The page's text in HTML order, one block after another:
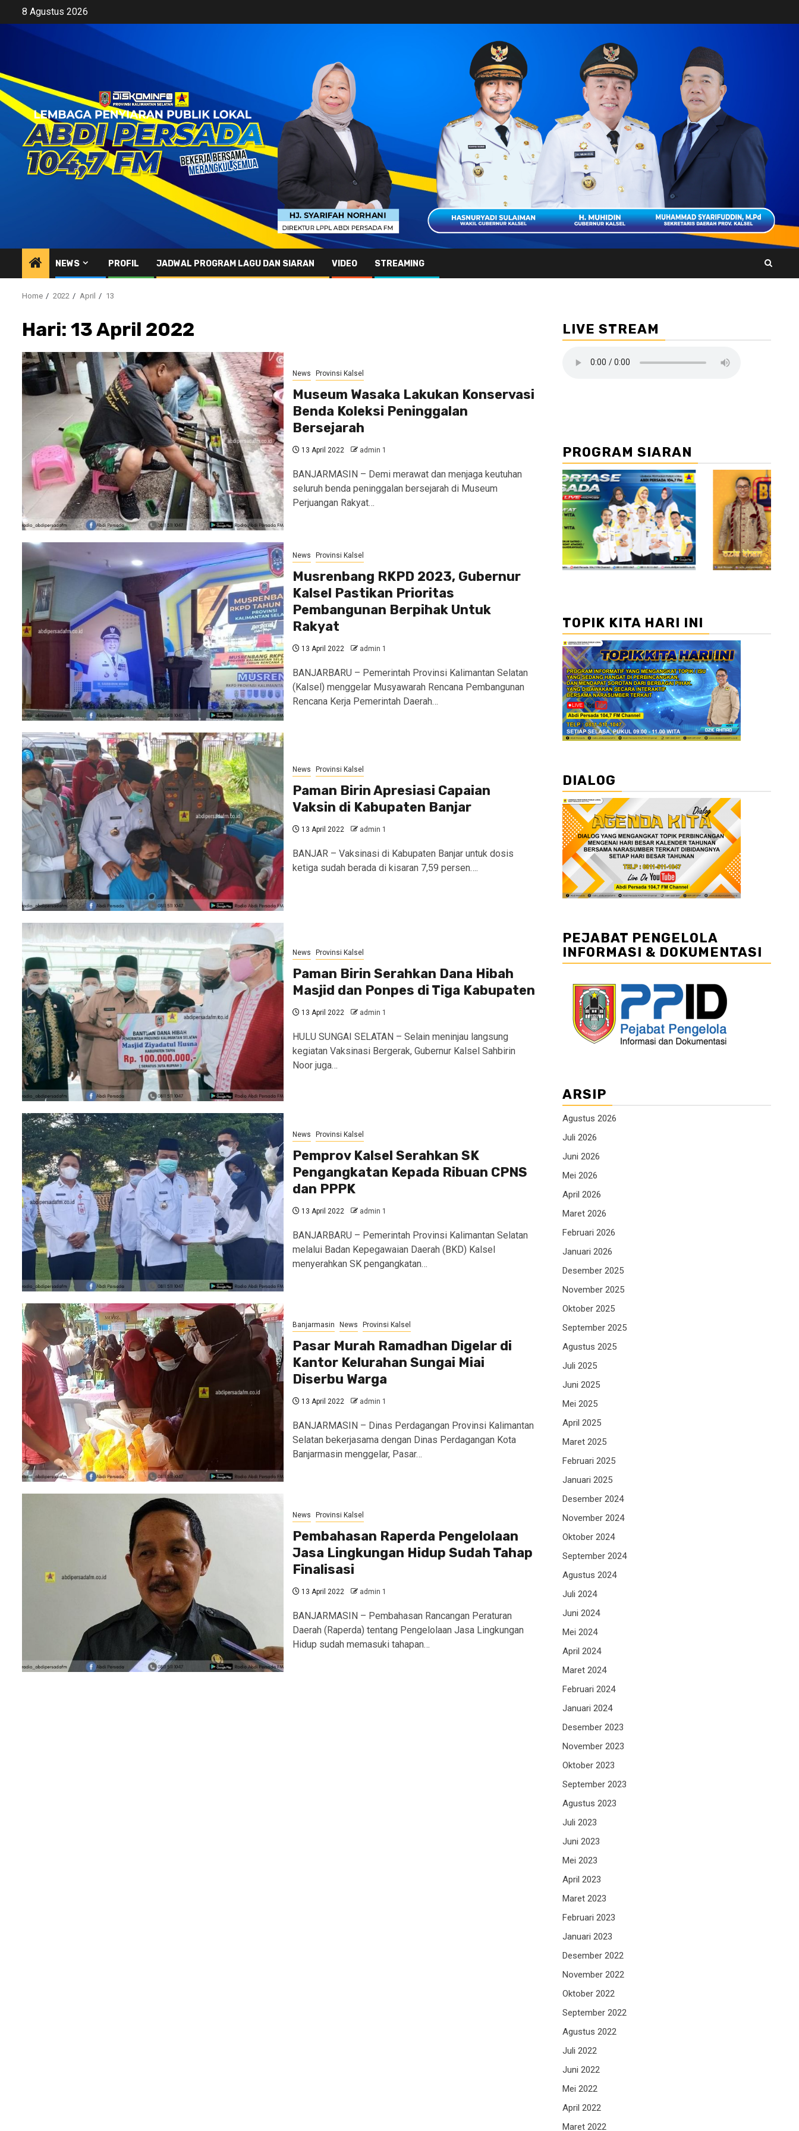
content
8 Agustus 2026
NEWS PROFIL JADWAL PROGRAM LAGU DAN SIARAN VIDEO STREAMING
Home 2022 April 13
Hari: 13 April 2022
News Provinsi Kalsel
Museum Wasaka Lakukan Konservasi
Benda Koleksi Peninggalan
Bersejarah
13 April 2022 admin 1
BANJARMASIN – Demi merawat dan menjaga keutuhan
seluruh benda peninggalan bersejarah di Museum
Perjuangan Rakyat…
News Provinsi Kalsel
Musrenbang RKPD 2023, Gubernur
Kalsel Pastikan Prioritas
Pembangunan Berpihak Untuk
Rakyat
13 April 2022 admin 1
BANJARBARU – Pemerintah Provinsi Kalimantan Selatan
(Kalsel) menggelar Musyawarah Rencana Pembangunan
Rencana Kerja Pemerintah Daerah…
News Provinsi Kalsel
Paman Birin Apresiasi Capaian
Vaksin di Kabupaten Banjar
13 April 2022 admin 1
BANJAR – Vaksinasi di Kabupaten Banjar untuk dosis
ketiga sudah berada di kisaran 7,59 persen….
News Provinsi Kalsel
Paman Birin Serahkan Dana Hibah
Masjid dan Ponpes di Tiga Kabupaten
13 April 2022 admin 1
HULU SUNGAI SELATAN – Selain meninjau langsung
kegiatan Vaksinasi Bergerak, Gubernur Kalsel Sahbirin
Noor juga…
News Provinsi Kalsel
Pemprov Kalsel Serahkan SK
Pengangkatan Kepada Ribuan CPNS
dan PPPK
13 April 2022 admin 1
BANJARBARU – Pemerintah Provinsi Kalimantan Selatan
melalui Badan Kepegawaian Daerah (BKD) Kalsel
menyerahkan SK pengangkatan…
Banjarmasin News Provinsi Kalsel
Pasar Murah Ramadhan Digelar di
Kantor Kelurahan Sungai Miai
Diserbu Warga
13 April 2022 admin 1
BANJARMASIN – Dinas Perdagangan Provinsi Kalimantan
Selatan bekerjasama dengan Dinas Perdagangan Kota
Banjarmasin menggelar, Pasar…
News Provinsi Kalsel
Pembahasan Raperda Pengelolaan
Jasa Lingkungan Hidup Sudah Tahap
Finalisasi
13 April 2022 admin 1
BANJARMASIN – Pembahasan Rancangan Peraturan
Daerah (Raperda) tentang Pengelolaan Jasa Lingkungan
Hidup sudah memasuki tahapan…
LIVE STREAM
PROGRAM SIARAN
//2
TOPIK KITA HARI INI
DIALOG
PEJABAT PENGELOLA
INFORMASI & DOKUMENTASI
ARSIP
Agustus 2026
Juli 2026
Juni 2026
Mei 2026
April 2026
Maret 2026
Februari 2026
Januari 2026
Desember 2025
November 2025
Oktober 2025
September 2025
Agustus 2025
Juli 2025
Juni 2025
Mei 2025
April 2025
Maret 2025
Februari 2025
Januari 2025
Desember 2024
November 2024
Oktober 2024
September 2024
Agustus 2024
Juli 2024
Juni 2024
Mei 2024
April 2024
Maret 2024
Februari 2024
Januari 2024
Desember 2023
November 2023
Oktober 2023
September 2023
Agustus 2023
Juli 2023
Juni 2023
Mei 2023
April 2023
Maret 2023
Februari 2023
Januari 2023
Desember 2022
November 2022
Oktober 2022
September 2022
Agustus 2022
Juli 2022
Juni 2022
Mei 2022
April 2022
Maret 2022